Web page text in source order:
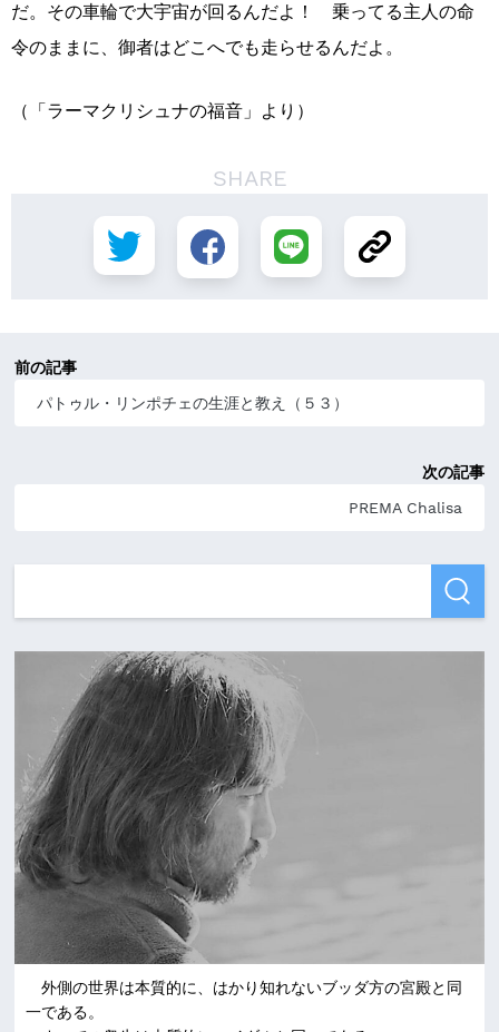
だ。その車輪で大宇宙が回るんだよ！ 乗ってる主人の命
令のままに、御者はどこへでも走らせるんだよ。
（「ラーマクリシュナの福音」より）
SHARE
前の記事
パトゥル・リンポチェの生涯と教え（５３）
次の記事
PREMA Chalisa
外側の世界は本質的に、はかり知れないブッダ方の宮殿と同
一である。